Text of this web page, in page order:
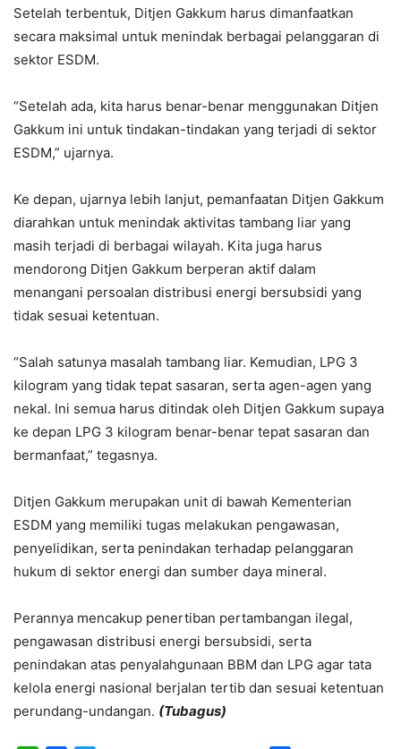
Setelah terbentuk, Ditjen Gakkum harus dimanfaatkan
secara maksimal untuk menindak berbagai pelanggaran di
sektor ESDM.
“Setelah ada, kita harus benar-benar menggunakan Ditjen
Gakkum ini untuk tindakan-tindakan yang terjadi di sektor
ESDM,” ujarnya.
Ke depan, ujarnya lebih lanjut, pemanfaatan Ditjen Gakkum
diarahkan untuk menindak aktivitas tambang liar yang
masih terjadi di berbagai wilayah. Kita juga harus
mendorong Ditjen Gakkum berperan aktif dalam
menangani persoalan distribusi energi bersubsidi yang
tidak sesuai ketentuan.
“Salah satunya masalah tambang liar. Kemudian, LPG 3
kilogram yang tidak tepat sasaran, serta agen-agen yang
nekal. Ini semua harus ditindak oleh Ditjen Gakkum supaya
ke depan LPG 3 kilogram benar-benar tepat sasaran dan
bermanfaat,” tegasnya.
Ditjen Gakkum merupakan unit di bawah Kementerian
ESDM yang memiliki tugas melakukan pengawasan,
penyelidikan, serta penindakan terhadap pelanggaran
hukum di sektor energi dan sumber daya mineral.
Perannya mencakup penertiban pertambangan ilegal,
pengawasan distribusi energi bersubsidi, serta
penindakan atas penyalahgunaan BBM dan LPG agar tata
kelola energi nasional berjalan tertib dan sesuai ketentuan
perundang-undangan. (Tubagus)